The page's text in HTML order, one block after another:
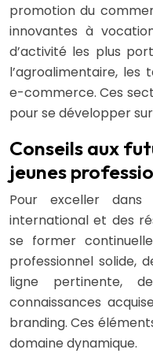
promotion du
innovantes à
d’activité les plus
l’agroalimentaire, les
e-commerce. Ces
pour se développer
Conseils aux
jeunes
Pour exceller
international et des
se former
professionnel solide,
ligne pertinente,
connaissances
branding. Ces
domaine dynamique.